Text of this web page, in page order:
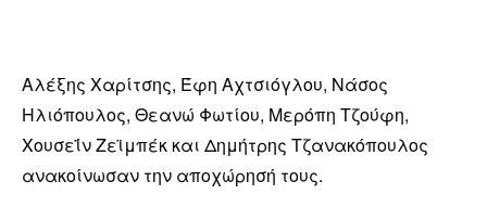
Αλέξης Χαρίτσης, Έφη Αχτσιόγλου, Νάσος
Ηλιόπουλος, Θεανώ Φωτίου, Μερόπη Τζούφη,
Χουσεΐν Ζεϊμπέκ και Δημήτρης Τζανακόπουλος
ανακοίνωσαν την αποχώρησή τους.